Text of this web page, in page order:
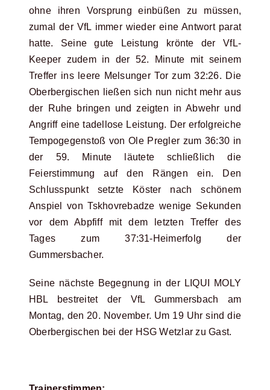
ohne ihren Vorsprung einbüßen zu müssen,
zumal der VfL immer wieder eine Antwort parat
hatte. Seine gute Leistung krönte der VfL-
Keeper zudem in der 52. Minute mit seinem
Treffer ins leere Melsunger Tor zum 32:26. Die
Oberbergischen ließen sich nun nicht mehr aus
der Ruhe bringen und zeigten in Abwehr und
Angriff eine tadellose Leistung. Der erfolgreiche
Tempogegenstoß von Ole Pregler zum 36:30 in
der 59. Minute läutete schließlich die
Feierstimmung auf den Rängen ein. Den
Schlusspunkt setzte Köster nach schönem
Anspiel von Tskhovrebadze wenige Sekunden
vor dem Abpfiff mit dem letzten Treffer des
Tages zum 37:31-Heimerfolg der
Gummersbacher.
Seine nächste Begegnung in der LIQUI MOLY
HBL bestreitet der VfL Gummersbach am
Montag, den 20. November. Um 19 Uhr sind die
Oberbergischen bei der HSG Wetzlar zu Gast.